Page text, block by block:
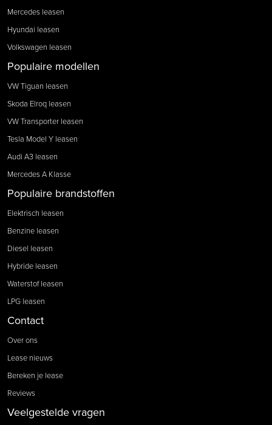
Mercedes leasen
Hyundai leasen
Volkswagen leasen
Populaire modellen
VW Tiguan leasen
Skoda Elroq leasen
VW Transporter leasen
Tesla Model Y leasen
Audi A3 leasen
Mercedes A Klasse
Populaire brandstoffen
Elektrisch leasen
Benzine leasen
Diesel leasen
Hybride leasen
Waterstof leasen
LPG leasen
Contact
Over ons
Lease nieuws
Bereken je lease
Reviews
Veelgestelde vragen